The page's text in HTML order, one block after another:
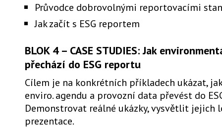
Průvodce dobrovolnými reportovacími
Jak začít s ESG reportem
BLOK 4 – CASE STUDIES: Jak
přechází do ESG reportu
Cílem je na konkrétních příkladech ukázat,
enviro. agendu a provozní data převést do
Demonstrovat reálné ukázky, vysvětlit jejich
prezentace.